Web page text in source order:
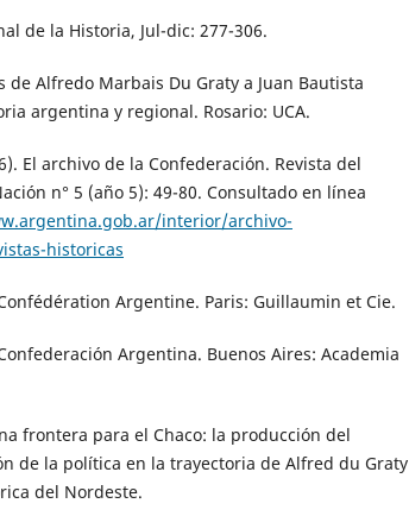
de la Historia, Jul-dic: 277-306.
de Alfredo Marbais Du Graty a Juan Bautista
argentina y regional. Rosario: UCA.
El archivo de la Confederación. Revista del
n° 5 (año 5): 49-80. Consultado en línea
interior/archivo-
historicas
Argentine. Paris: Guillaumin et Cie.
Argentina. Buenos Aires: Academia
frontera para el Chaco: la producción del
de la política en la trayectoria de Alfred du Graty
del Nordeste.